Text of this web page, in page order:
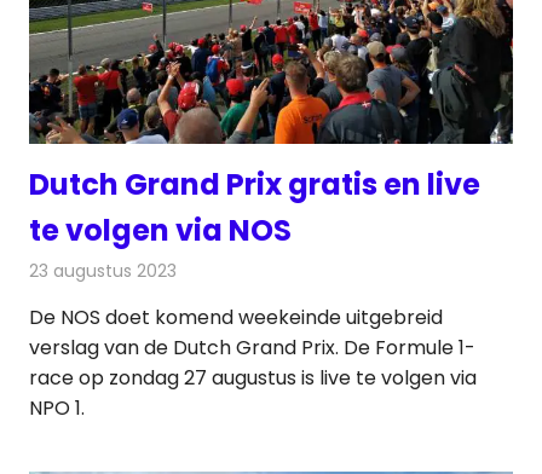
Dutch Grand Prix gratis en live
te volgen via NOS
23 augustus 2023
De NOS doet komend weekeinde uitgebreid
verslag van de Dutch Grand Prix. De Formule 1-
race op zondag 27 augustus is live te volgen via
NPO 1.